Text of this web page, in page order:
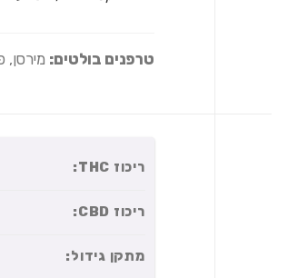
טרפנים בולטים: מירסן,
ריכוז THC:
ריכוז CBD:
מתקן גידול: